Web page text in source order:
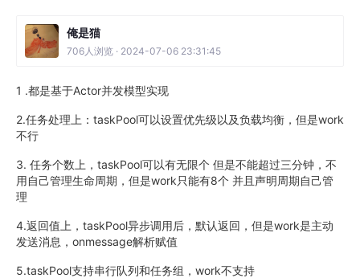
俺是猫
706人浏览 · 2024-07-06 23:31:45
1 .都是基于Actor并发模型实现
2.任务处理上：taskPool可以设置优先级以及负载均衡，但是work
不行
3. 任务个数上，taskPool可以有无限个 但是不能超过三分钟，不
用自己管理生命周期，但是work只能有8个 并且声明周期自己管
理
4.返回值上，taskPool异步调用后，默认返回，但是work是主动
发送消息，onmessage解析赋值
5.taskPool支持串行队列和任务组，work不支持